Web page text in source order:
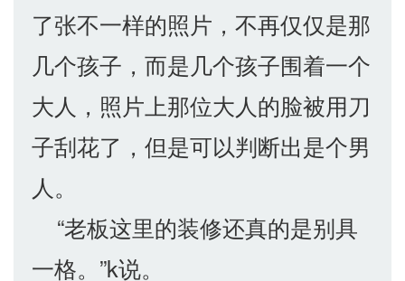
了张不一样的照片，不再仅仅是那
几个孩子，而是几个孩子围着一个
大人，照片上那位大人的脸被用刀
子刮花了，但是可以判断出是个男
人。
“老板这里的装修还真的是别具
一格。”k说。